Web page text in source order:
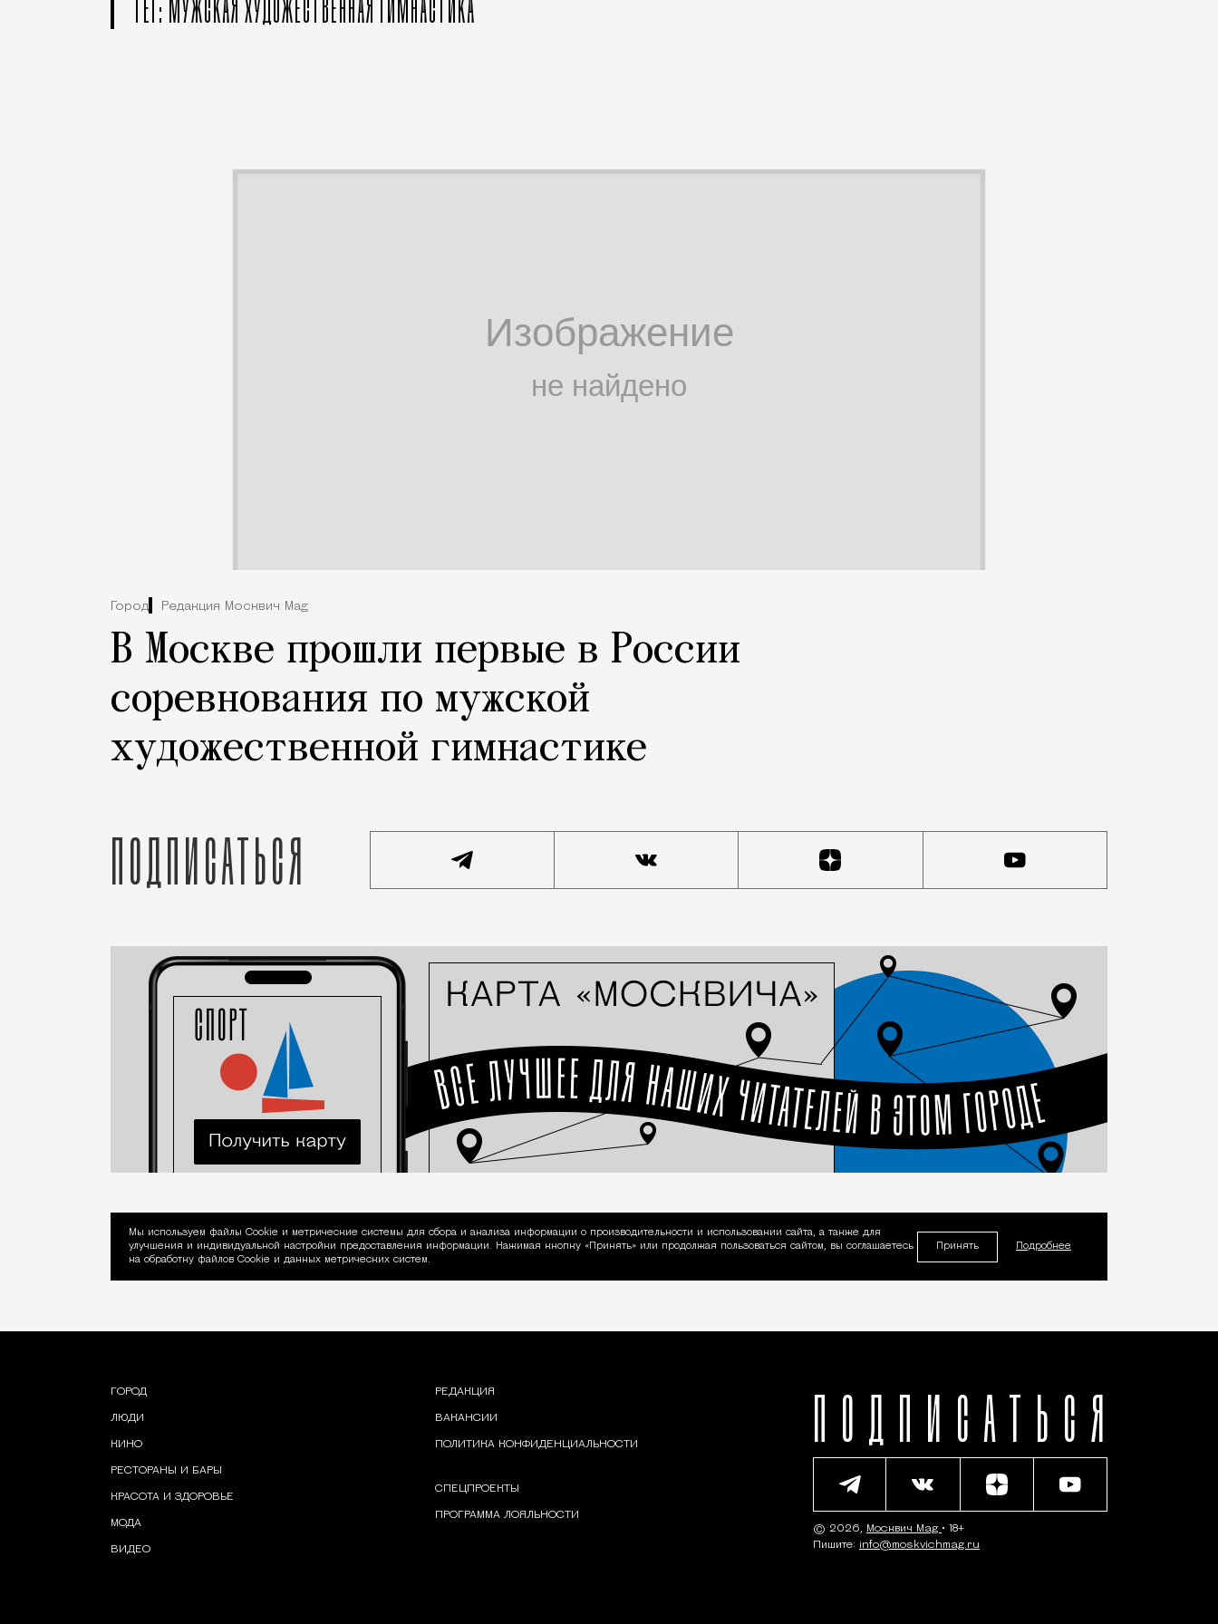
Город Редакция Москвич Mag
В Москве прошли первые в России
соревнования по мужской
художественной гимнастике
Подписаться
Уведомление об использовании Cookie
Мы используем файлы Сookie и метрические системы для сбора и анализа информации о производительности и использовании сайта, а также для
улучшения и индивидуальной настройки предоставления информации. Нажимая кнопку «Принять» или продолжая пользоваться сайтом, вы соглашаетесь
на обработку файлов Cookie и данных метрических систем.
Принять Подробнее
ГОРОД
ЛЮДИ
КИНО
РЕСТОРАНЫ И БАРЫ
КРАСОТА И ЗДОРОВЬЕ
МОДА
ВИДЕО
РЕДАКЦИЯ
ВАКАНСИИ
ПОЛИТИКА КОНФИДЕНЦИАЛЬНОСТИ
СПЕЦПРОЕКТЫ
ПРОГРАММА ЛОЯЛЬНОСТИ
ПОДПИСАТЬСЯ
© 2026, Москвич Mag • 18+
Пишите: info@moskvichmag.ru